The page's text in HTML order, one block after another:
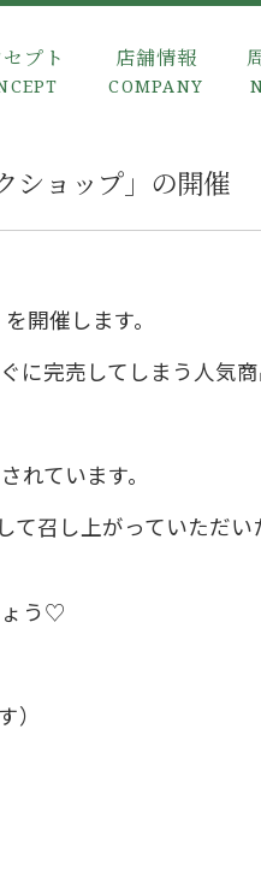
プト 店舗情報
COMPANY
ショップ」の開催
を開催します。
に完売してしまう人気
れています。
召し上がっていただ
ょう♡
）